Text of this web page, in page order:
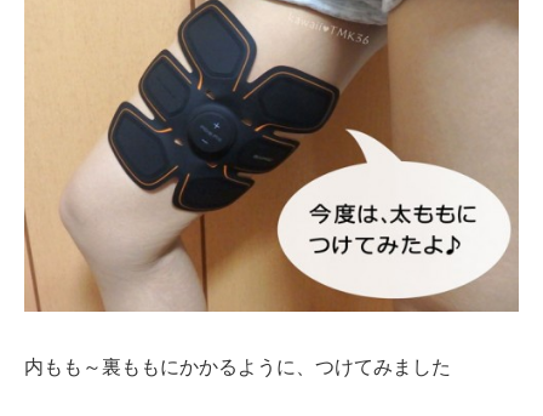
内もも～裏ももにかかるように、つけてみました